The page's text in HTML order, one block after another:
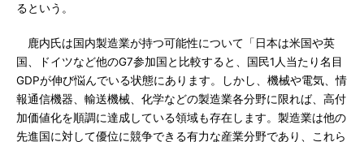
るという。
鹿内氏は国内製造業が持つ可能性について「日本は米国や英
国、ドイツなど他のG7参加国と比較すると、国民1人当たり名目
GDPが伸び悩んでいる状態にあります。しかし、機械や電気、情
報通信機器、輸送機械、化学などの製造業各分野に限れば、高付
加価値化を順調に達成している領域も存在します。製造業は他の
先進国に対して優位に競争できる有力な産業分野であり、これら